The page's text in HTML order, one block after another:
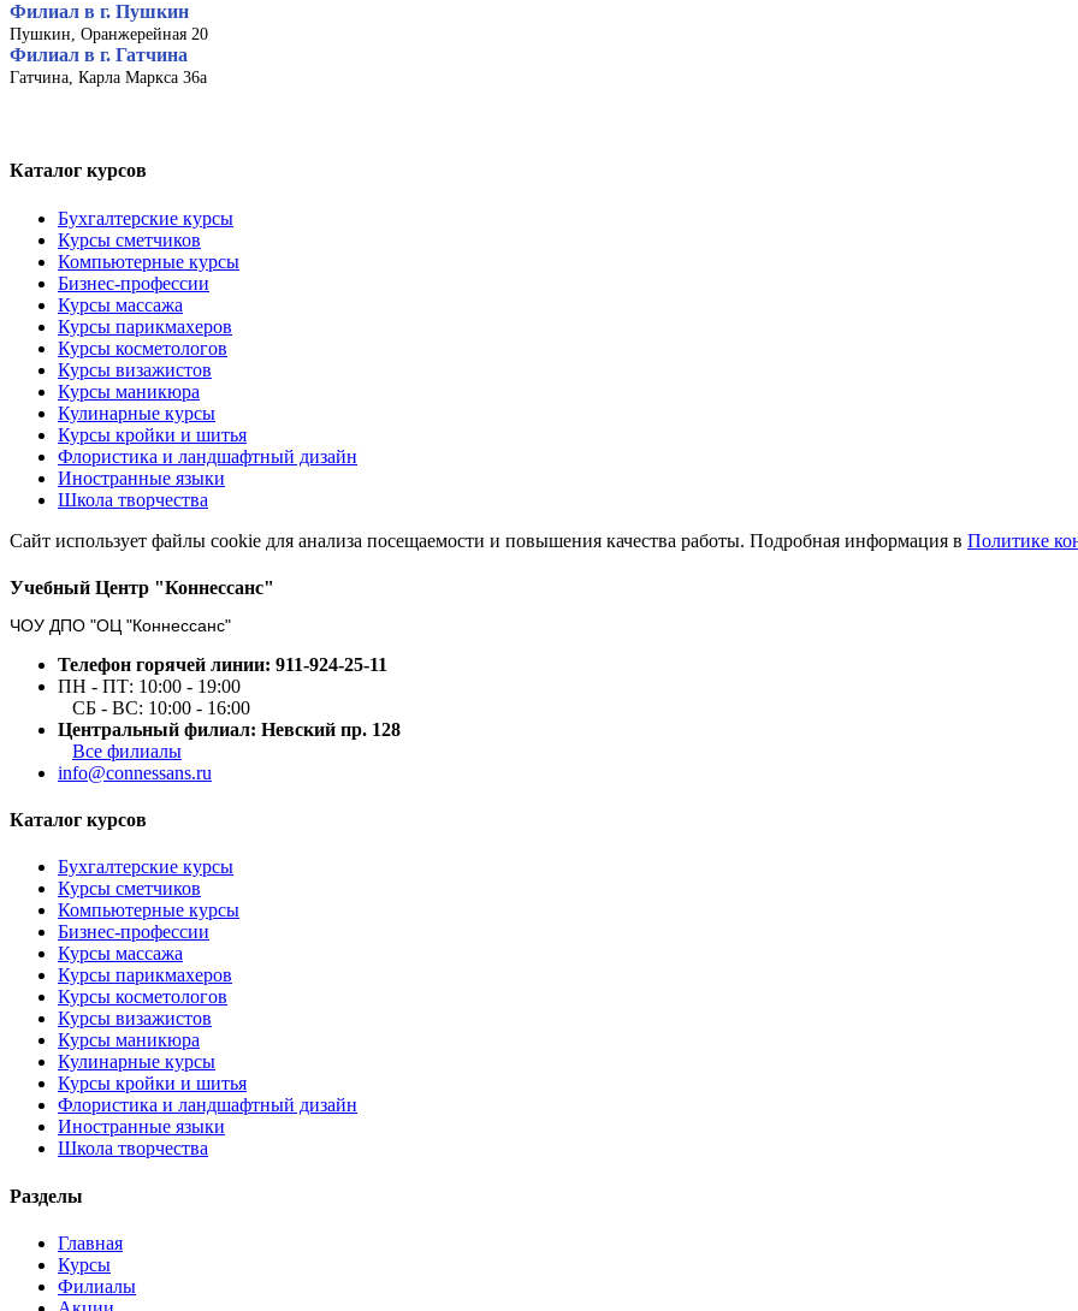
Филиал в г. Пушкин
Пушкин, Оранжерейная 20
Филиал в г. Гатчина
Гатчина, Карла Маркса 36а
Каталог курсов
Бухгалтерские курсы
Курсы сметчиков
Компьютерные курсы
Бизнес-профессии
Курсы массажа
Курсы парикмахеров
Курсы косметологов
Курсы визажистов
Курсы маникюра
Кулинарные курсы
Курсы кройки и шитья
Флористика и ландшафтный дизайн
Иностранные языки
Школа творчества
Сайт использует файлы cookie для анализа посещаемости и повышения качества работы. Подробная информация в Политике
Учебный Центр "Коннессанс"
ЧОУ ДПО "ОЦ "Коннессанс"
Телефон горячей линии: 911-924-25-11
ПН - ПТ: 10:00 - 19:00
СБ - ВС: 10:00 - 16:00
Центральный филиал: Невский пр. 128
Все филиалы
info@connessans.ru
Каталог курсов
Бухгалтерские курсы
Курсы сметчиков
Компьютерные курсы
Бизнес-профессии
Курсы массажа
Курсы парикмахеров
Курсы косметологов
Курсы визажистов
Курсы маникюра
Кулинарные курсы
Курсы кройки и шитья
Флористика и ландшафтный дизайн
Иностранные языки
Школа творчества
Разделы
Главная
Курсы
Филиалы